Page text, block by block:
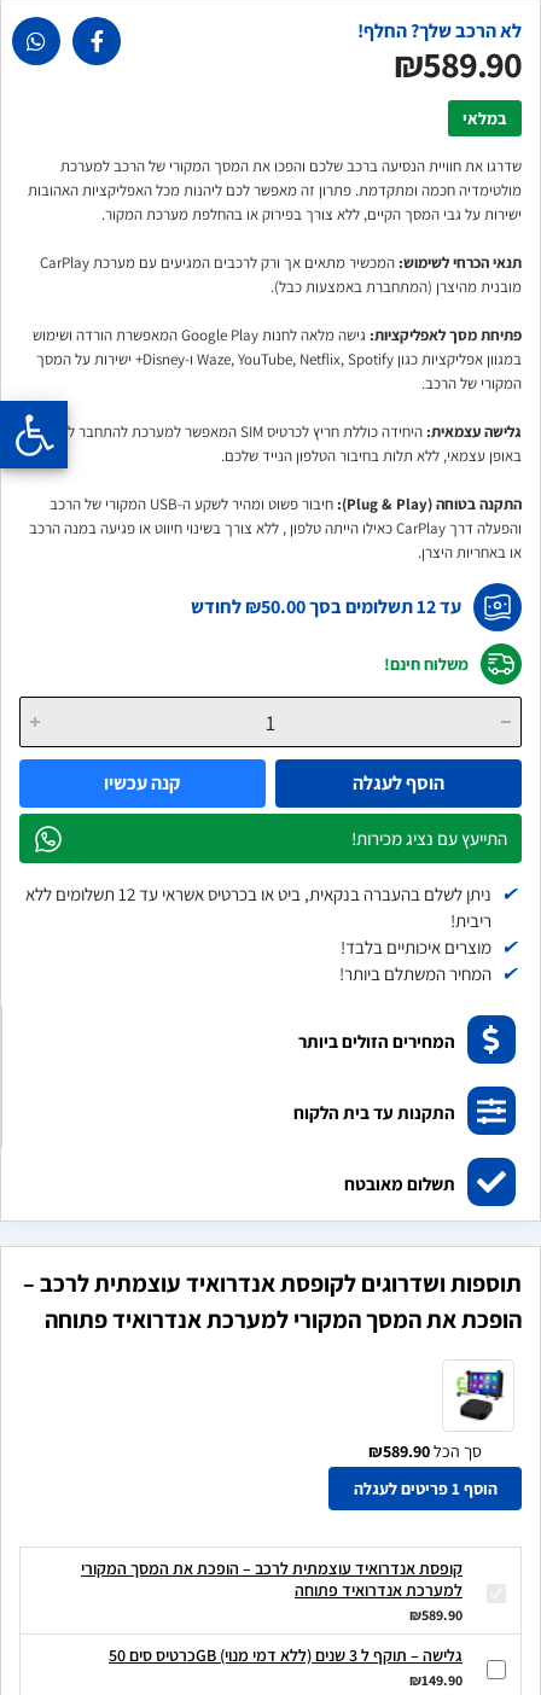
לא הרכב שלך? החלף!
₪589.90
במלאי
שדרגו את חוויית הנסיעה ברכב שלכם והפכו את המסך המקורי של הרכב למערכת
מולטימדיה חכמה ומתקדמת. פתרון זה מאפשר לכם ליהנות מכל האפליקציות האהובות
ישירות על גבי המסך הקיים, ללא צורך בפירוק או בהחלפת מערכת המקור.
תנאי הכרחי לשימוש:
המכשיר מתאים אך ורק לרכבים המגיעים עם מערכת CarPlay
מובנית מהיצרן (המתחברת באמצעות כבל).
פתיחת מסך לאפליקציות:
גישה מלאה לחנות Google Play המאפשרת הורדה ושימוש
במגוון אפליקציות כגון Waze, YouTube, Netflix, Spotify ו-Disney+ ישירות על המסך
המקורי של הרכב.
גלישה עצמאית: היחידה כוללת חריץ לכרטיס
SIM המאפשר למערכת להתחבר לאינטרנט
באופן עצמאי, ללא תלות בחיבור הטלפון הנייד שלכם.
התקנה בטוחה (Plug & Play):
חיבור פשוט ומהיר לשקע ה-USB המקורי של הרכב
והפעלה דרך CarPlay כאילו הייתה טלפון , ללא צורך בשינוי חיווט או פגיעה במנה הרכב
או באחריות היצרן.
עד 12 תשלומים בסך ₪50.00לחודש
משלוח חינם!
הוסף לעגלה קנה עכשיו
התייעץ עם נציג מכירות!
✔
ניתן לשלם בהעברה בנקאית, ביט או בכרטיס אשראי עד 12 תשלומים ללא
ריבית!
✔ מוצרים איכותיים בלבד!
✔ המחיר המשתלם ביותר!
המחירים הזולים ביותר
התקנות עד בית הלקוח
תשלום מאובטח
תוספות ושדרוגים לקופסת אנדרואיד עוצמתית לרכב –
הופכת את המסך המקורי למערכת אנדרואיד פתוחה
סך הכל₪589.90
הוסף 1 פריטים לעגלה
קופסת אנדרואיד עוצמתית לרכב – הופכת את המסך המקורי
למערכת אנדרואיד פתוחה
₪589.90
כרטיס סים 50GB גלישה – תוקף ל 3 שנים (ללא דמי מנוי)
₪149.90